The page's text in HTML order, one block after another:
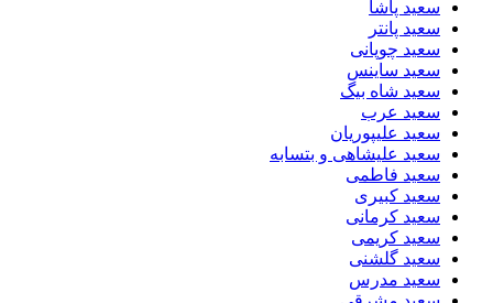
سعید پاشا
سعید پانتر
سعید چوپانی
سعید ساینس
سعید شاه بیگ
سعید عرب
سعید علیپوریان
سعید علیشاهی و بتسابه
سعید فاطمی
سعید کبیری
سعید کرمانی
سعید کریمی
سعید گلشنی
سعید مدرس